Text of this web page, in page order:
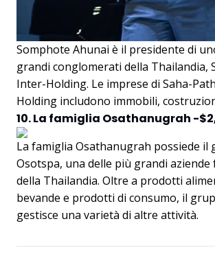
Somphote Ahunai è il presidente di
grandi conglomerati della Thailandia,
Inter-Holding. Le imprese di Saha-
Holding includono immobili,
10. La famiglia Osathanugrah -
La famiglia Osathanugrah possiede il
Osotspa, una delle più grandi aziende
della Thailandia. Oltre a prodotti
bevande e prodotti di consumo, il
gestisce una varietà di altre attività.